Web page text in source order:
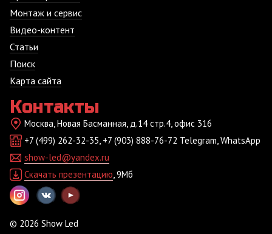
Монтаж и сервис
Видео-контент
Статьи
Поиск
Карта сайта
Контакты
Москва, Новая Басманная, д.14 стр.4, офис 316
+7 (499) 262-32-35, +7 (903) 888-76-72 Telegram, WhatsApp
show-led@yandex.ru
Скачать презентацию, 9Мб
© 2026 Show Led